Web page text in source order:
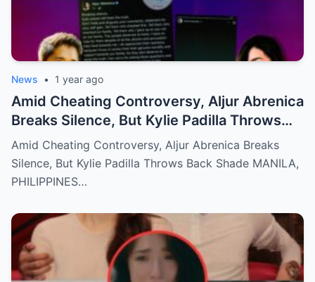
News • 1 year ago
Amid Cheating Controversy, Aljur Abrenica
Breaks Silence, But Kylie Padilla Throws
Back Shade!
Amid Cheating Controversy, Aljur Abrenica Breaks
Silence, But Kylie Padilla Throws Back Shade MANILA,
PHILIPPINES…